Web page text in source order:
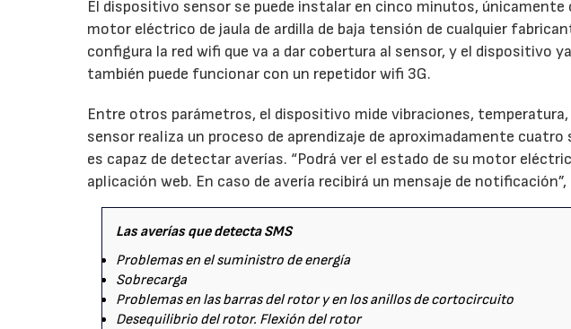
El dispositivo sensor se puede instalar en cinco minutos, únicamente
motor eléctrico de jaula de ardilla de baja tensión de cualquier
configura la red wifi que va a dar cobertura al sensor, y el dispositivo
también puede funcionar con un repetidor wifi 3G.
Entre otros parámetros, el dispositivo mide vibraciones,
sensor realiza un proceso de aprendizaje de aproximadamente
es capaz de detectar averías. “Podrá ver el estado de su motor
aplicación web. En caso de avería recibirá un mensaje de
Las averías que detecta SMS
Problemas en el suministro de energía
Sobrecarga
Problemas en las barras del rotor y en los anillos de cortocircuito
Desequilibrio del rotor. Flexión del rotor